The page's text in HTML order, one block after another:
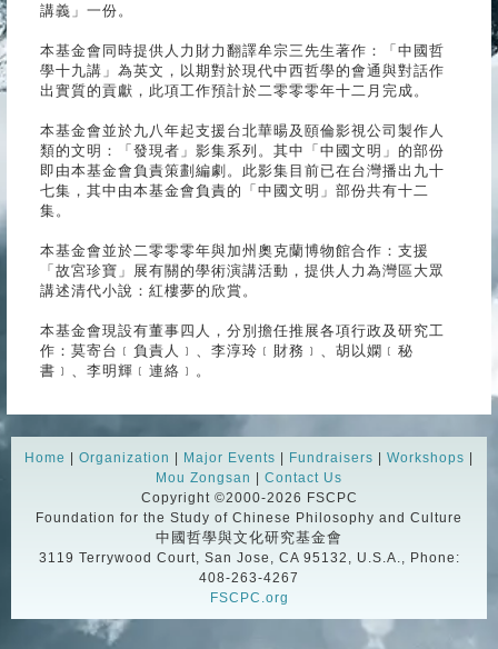
講義」一份。
本基金會同時提供人力財力翻譯牟宗三先生著作：「中國哲
學十九講」為英文，以期對於現代中西哲學的會通與對話作
出實質的貢獻，此項工作預計於二零零零年十二月完成。
本基金會並於九八年起支援台北華暘及頤倫影視公司製作人
類的文明：「發現者」影集系列。其中「中國文明」的部份
即由本基金會負責策劃編劇。此影集目前已在台灣播出九十
七集，其中由本基金會負責的「中國文明」部份共有十二
集。
本基金會並於二零零零年與加州奧克蘭博物館合作：支援
「故宮珍寶」展有關的學術演講活動，提供人力為灣區大眾
講述清代小說：紅樓夢的欣賞。
本基金會現設有董事四人，分別擔任推展各項行政及研究工
作：莫寄台﹝負責人﹞、李淳玲﹝財務﹞、胡以嫻﹝秘
書﹞、李明輝﹝連絡﹞。
Home Organization Major Events Fundraisers Workshops
Mou Zongsan
Contact Us
Copyright ©2000-2026 FSCPC
Foundation for the Study of Chinese Philosophy and Culture
中國哲學與文化研究基金會
3119 Terrywood Court, San Jose, CA 95132, U.S.A., Phone:
408-263-4267
FSCPC.org